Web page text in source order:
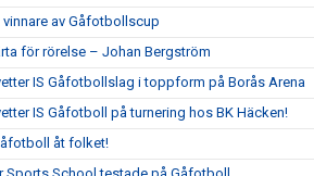
av Gåfotbollscup
för rörelse – Johan Bergström
IS Gåfotbollslag i toppform på Borås Arena
IS Gåfotboll på turnering hos BK Häcken!
åt folket!